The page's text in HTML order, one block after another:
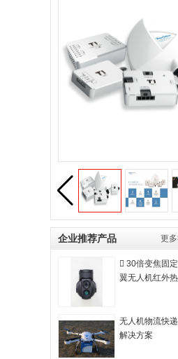
企业推荐产品 更
 30倍变焦固定
翼无人机红外热
无人机物流快递
解决方案